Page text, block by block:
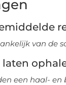
van de
een haal-